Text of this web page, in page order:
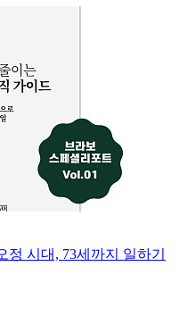
정 시대, 73세까지 일하기